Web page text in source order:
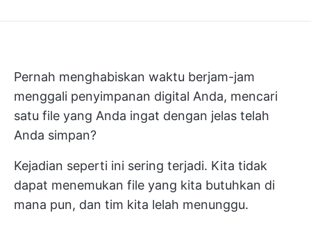
Pernah menghabiskan waktu berjam-jam
menggali penyimpanan digital Anda, mencari
satu file yang Anda ingat dengan jelas telah
Anda simpan?
Kejadian seperti ini sering terjadi. Kita tidak
dapat menemukan file yang kita butuhkan di
mana pun, dan tim kita lelah menunggu.